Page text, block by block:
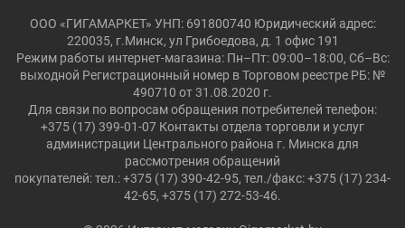
ООО «ГИГАМАРКЕТ» УНП: 691800740 Юридический адрес:
220035, г.Минск, ул Грибоедова, д. 1 офис 191
Режим работы интернет-магазина: Пн–Пт: 09:00–18:00, Сб–Вс:
выходной Регистрационный номер в Торговом реестре РБ: №
490710 от 31.08.2020 г.
Для связи по вопросам обращения потребителей телефон:
+375 (17) 399-01-07 Контакты отдела торговли и услуг
администрации Центрального района г. Минска для
рассмотрения обращений
покупателей: тел.: +375 (17) 390-42-95, тел./факс: +375 (17) 234-
42-65, +375 (17) 272-53-46.